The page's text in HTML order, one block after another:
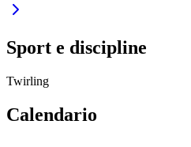
Sport e discipline
Twirling
Calendario